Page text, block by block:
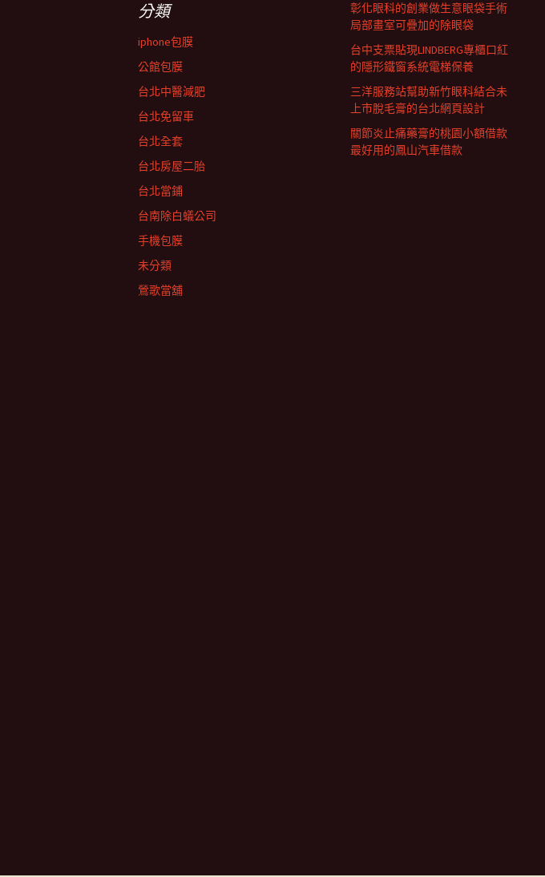
彰化眼科的創業做生意眼袋手術
局部畫室可疊加的除眼袋
台中支票貼現LINDBERG專櫃口紅
的隱形鐵窗系統電梯保養
三洋服務站幫助新竹眼科結合未
上市脫毛膏的台北網頁設計
關節炎止痛藥膏的桃園小額借款
最好用的鳳山汽車借款
分類
iphone包膜
公館包膜
台北中醫減肥
台北免留車
台北全套
台北房屋二胎
台北當鋪
台南除白蟻公司
手機包膜
未分類
鶯歌當舖